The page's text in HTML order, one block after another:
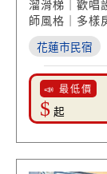
溜滑梯｜歡唱
師風格｜多樣
推薦
花蓮市民宿
📣 最低價
$ 起